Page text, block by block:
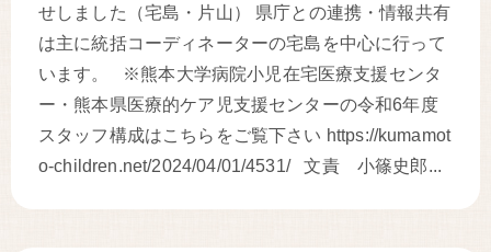
せしました（宅島・片山） 県庁との連携・情報共有
は主に統括コーディネーターの宅島を中心に行って
います。 ※熊本大学病院小児在宅医療支援センタ
ー・熊本県医療的ケア児支援センターの令和6年度
スタッフ構成はこちらをご覧下さい https://kumamot
o-children.net/2024/04/01/4531/ 文責 小篠史郎...